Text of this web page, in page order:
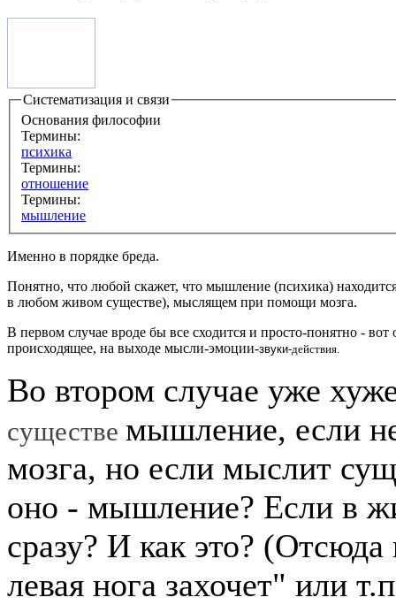
Систематизация и связи
Основания философии
Термины:
психика
Термины:
отношение
Термины:
мышление
Именно в порядке бреда.
Понятно, что любой скажет, что мышление (психика)
в любом живом существе), мыслящем при помощи мозга.
В первом случае вроде бы все сходится и просто-понятно -
происходящее, на выходе мысли-эмоции-звуки-действия.
Во втором случае уже
существе мышление, если
мозга, но если мыслит
оно - мышление? Если в
сразу? И как это?
левая нога захочет" или